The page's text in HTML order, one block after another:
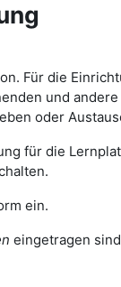
Für die
und
oder
für die
ein.
eingetragen